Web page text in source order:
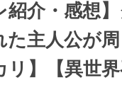
紹介・感想
た主人公が
】【異世界